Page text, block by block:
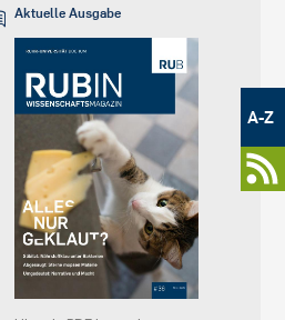
Metamenü
-
Newsportal
A-Z
Aktuelle Ausgabe